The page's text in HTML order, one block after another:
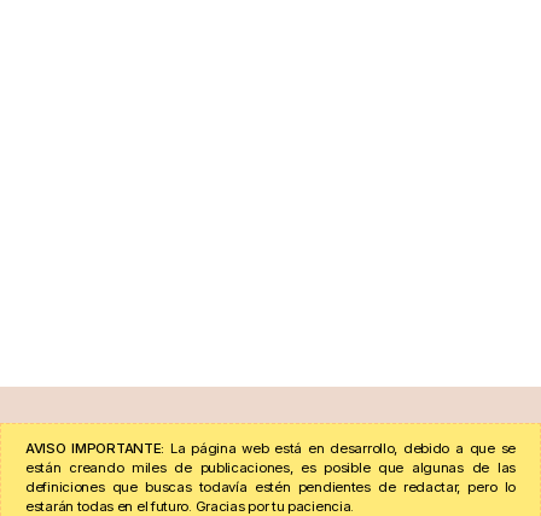
AVISO IMPORTANTE: La página web está en desarrollo, debido a que se
están creando miles de publicaciones, es posible que algunas de las
definiciones que buscas todavía estén pendientes de redactar, pero lo
estarán todas en el futuro. Gracias por tu paciencia.